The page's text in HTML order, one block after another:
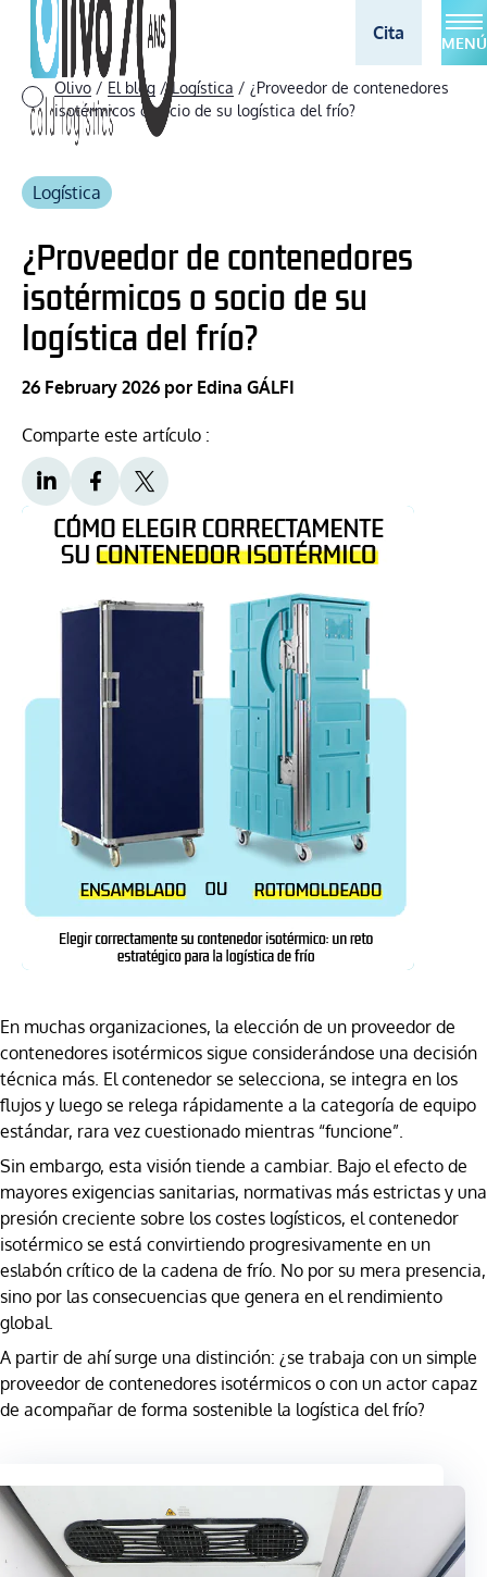
Cita MENÚ
Olivo / El blog / Logística / ¿Proveedor de contenedores
isotérmicos o socio de su logística del frío?
Logística
¿Proveedor de contenedores
isotérmicos o socio de su
logística del frío?
26 February 2026 por Edina GÁLFI
Comparte este artículo :
En muchas organizaciones, la elección de un proveedor de
contenedores isotérmicos sigue considerándose una decisión
técnica más. El contenedor se selecciona, se integra en los
flujos y luego se relega rápidamente a la categoría de equipo
estándar, rara vez cuestionado mientras “funcione”.
Sin embargo, esta visión tiende a cambiar. Bajo el efecto de
mayores exigencias sanitarias, normativas más estrictas y una
presión creciente sobre los costes logísticos, el contenedor
isotérmico se está convirtiendo progresivamente en un
eslabón crítico de la cadena de frío. No por su mera presencia,
sino por las consecuencias que genera en el rendimiento
global.
A partir de ahí surge una distinción: ¿se trabaja con un simple
proveedor de contenedores isotérmicos o con un actor capaz
de acompañar de forma sostenible la logística del frío?